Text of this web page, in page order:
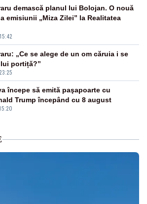
demască planul lui Bolojan. O nouă
emisiunii „Miza Zilei” la Realitatea
„Ce se alege de un om căruia i se
portiță?”
începe să emită paşapoarte cu
Trump începând cu 8 august